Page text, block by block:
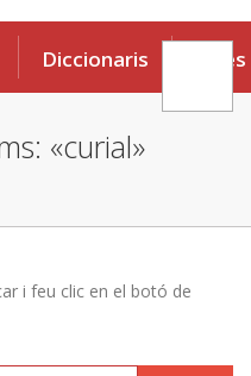
Diccionaris Eines
«curial»
i feu clic en el botó de